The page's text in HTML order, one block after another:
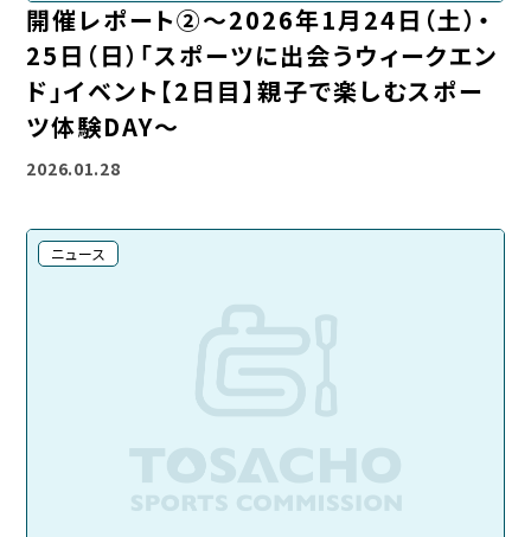
開催レポート②～2026年1月24日（土）・
25日（日）「スポーツに出会うウィークエン
ド」イベント【2日目】親子で楽しむスポー
ツ体験DAY～
2026.01.28
ニュース